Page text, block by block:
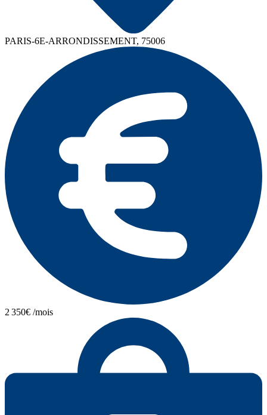
PARIS-6E-ARRONDISSEMENT, 75006
2 350€ /mois